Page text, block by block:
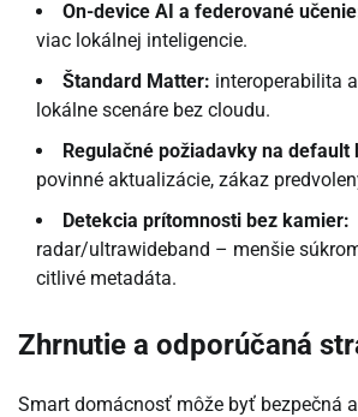
On-device AI a federované
viac lokálnej inteligencie.
Štandard Matter: interoperabilita
lokálne scenáre bez cloudu.
Regulačné požiadavky na default
povinné aktualizácie, zákaz
Detekcia prítomnosti bez kamier:
radar/ultrawideband – menšie
citlivé metadáta.
Zhrnutie a odporúčaná
Smart domácnosť môže byť bezpečná